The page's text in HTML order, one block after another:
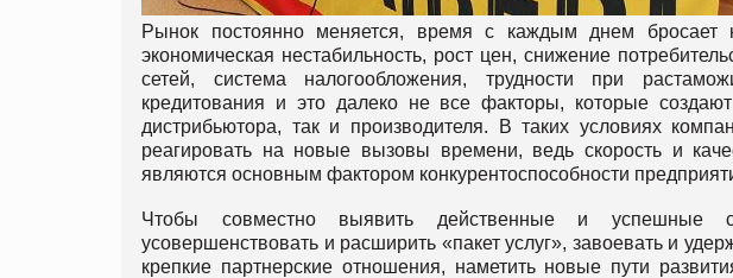
Рынок постоянно меняется, время с каждым днем
экономическая нестабильность, рост цен, снижение
сетей, система налогообложения, трудности при
кредитования и это далеко не все факторы, которые
дистрибьютора, так и производителя. В таких условиях
реагировать на новые вызовы времени, ведь скорость и
являются основным фактором конкурентоспособности
Чтобы совместно выявить действенные и успешные
усовершенствовать и расширить «пакет услуг», завоевать и
крепкие партнерские отношения, наметить новые пути